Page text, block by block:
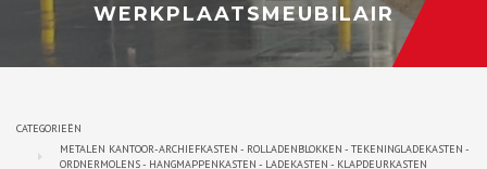
WERKPLAATSMEUBILAIR
CATEGORIEËN
METALEN KANTOOR-ARCHIEFKASTEN - ROLLADENBLOKKEN - TEKENINGLADEKASTEN -
ORDNERMOLENS - HANGMAPPENKASTEN - LADEKASTEN - KLAPDEURKASTEN